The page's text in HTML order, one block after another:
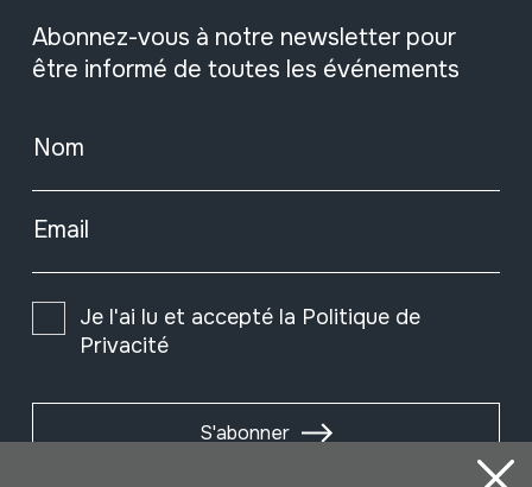
Abonnez-vous à notre newsletter pour
être informé de toutes les événements
Nom
Email
Je l'ai lu et accepté la Politique de
Privacité
S'abonner